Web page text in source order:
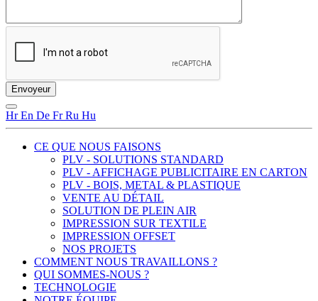
HrEn De FrRu Hu
CE QUE NOUS FAISONS
PLV - SOLUTIONS STANDARD
PLV - AFFICHAGE PUBLICITAIRE EN CARTON
PLV - BOIS, METAL & PLASTIQUE
VENTE AU DÉTAIL
SOLUTION DE PLEIN AIR
IMPRESSION SUR TEXTILE
IMPRESSION OFFSET
NOS PROJETS
COMMENT NOUS TRAVAILLONS ?
QUI SOMMES-NOUS ?
TECHNOLOGIE